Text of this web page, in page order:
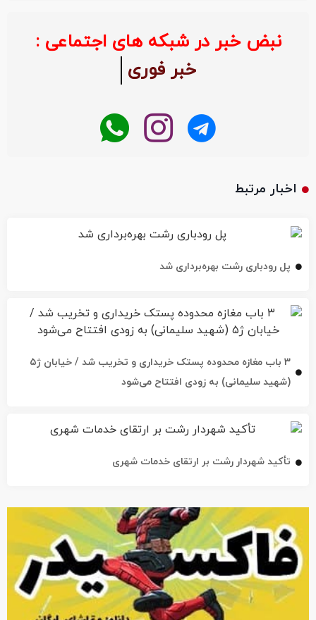
نبض خبر در شبکه های اجتماعی :
خبر فوری
اخبار مرتبط
پل رودباری رشت بهره‌برداری شد
۳ باب مغازه محدوده پستک خریداری و تخریب شد / خیابان ژ۵
(شهید سلیمانی) به زودی افتتاح می‌شود
تأکید شهردار رشت بر ارتقای خدمات شهری